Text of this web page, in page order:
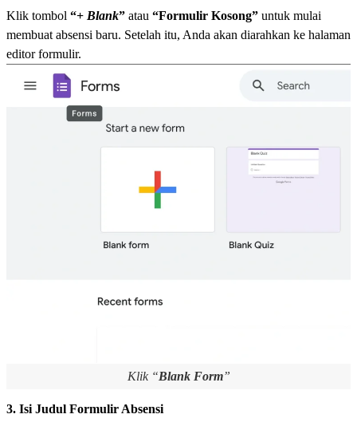
Klik tombol “+ Blank” atau “Formulir Kosong” untuk mulai
membuat absensi baru. Setelah itu, Anda akan diarahkan ke halaman
editor formulir.
Klik “Blank Form”
3. Isi Judul Formulir Absensi